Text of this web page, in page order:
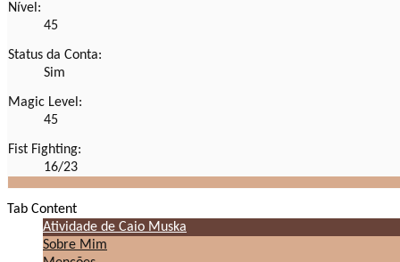
Nível:
45
Status da Conta:
Sim
Magic Level:
45
Fist Fighting:
16/23
Tab Content
Atividade de Caio Muska
Sobre Mim